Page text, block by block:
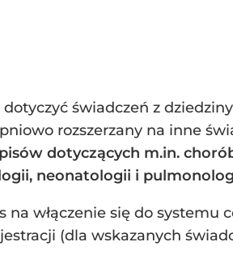
świadczeń z
rozszerzany na inne
dotyczących m.in.
neonatologii i
na włączenie się do systemu
(dla wskazanych